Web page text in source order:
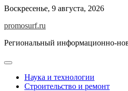
Skip
content
Воскресенье, 9 августа, 2026
promosurf.ru
Региональный информационно-
Наука и технологии
Строительство и ремонт